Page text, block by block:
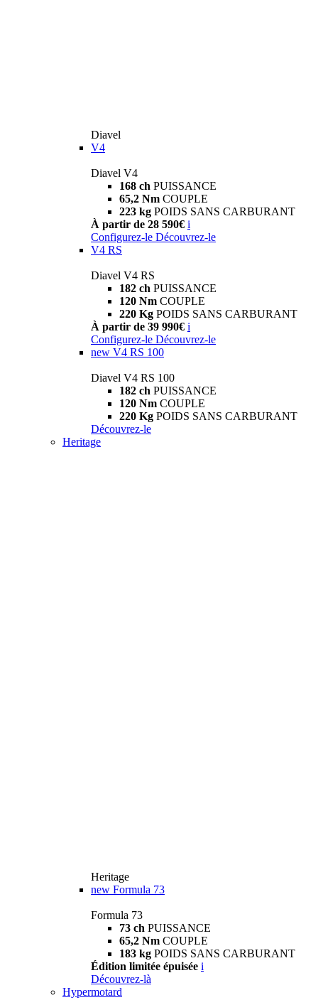
Diavel
V4
Diavel V4
168 ch PUISSANCE
65,2 Nm COUPLE
223 kg POIDS SANS CARBURANT
À partir de 28 590€ i
Configurez-le Découvrez-le
V4 RS
Diavel V4 RS
182 ch PUISSANCE
120 Nm COUPLE
220 Kg POIDS SANS CARBURANT
À partir de 39 990€ i
Configurez-le Découvrez-le
new V4 RS 100
Diavel V4 RS 100
182 ch PUISSANCE
120 Nm COUPLE
220 Kg POIDS SANS CARBURANT
Découvrez-le
Heritage
Heritage
new Formula 73
Formula 73
73 ch PUISSANCE
65,2 Nm COUPLE
183 kg POIDS SANS CARBURANT
Édition limitée épuisée i
Découvrez-là
Hypermotard